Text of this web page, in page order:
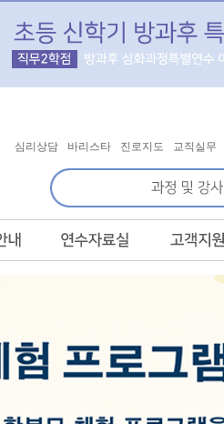
심리상담 바리스타 진로지도 교직실무